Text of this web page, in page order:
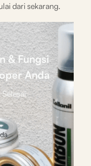
dari sekarang.
& Fungsi
Anda